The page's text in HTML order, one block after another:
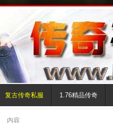
复古传奇私服 1.76精品传奇
内容